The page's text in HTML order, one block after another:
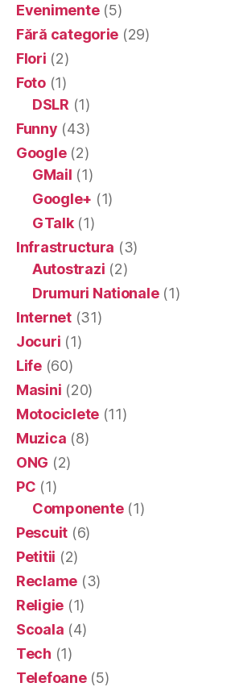
Evenimente(5)
Fără categorie (29)
Flori (2)
Foto(1)
DSLR (1)
Funny (43)
Google(2)
GMail (1)
Google+ (1)
GTalk(1)
Infrastructura (3)
Autostrazi (2)
Drumuri Nationale(1)
Internet(31)
Jocuri (1)
Life(60)
Masini (20)
Motociclete (11)
Muzica (8)
ONG (2)
PC (1)
Componente(1)
Pescuit (6)
Petitii (2)
Reclame (3)
Religie (1)
Scoala (4)
Tech (1)
Telefoane(5)